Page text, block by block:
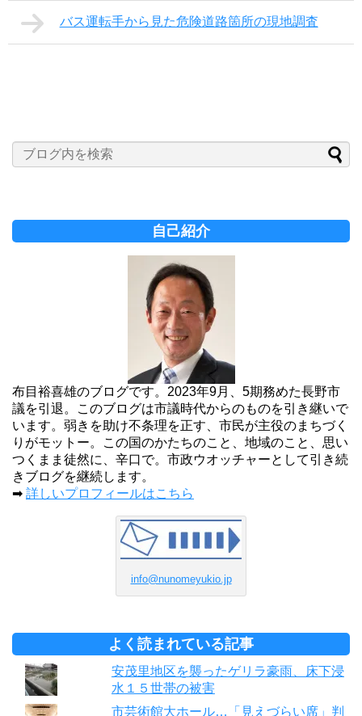
バス運転手から見た危険道路箇所の現地調査
自己紹介
布目裕喜雄のブログです。2023年9月、5期務めた長野市
議を引退。このブログは市議時代からのものを引き継いで
います。弱きを助け不条理を正す、市民が主役のまちづく
りがモットー。この国のかたちのこと、地域のこと、思い
つくまま徒然に、辛口で。市政ウオッチャーとして引き続
きブログを継続します。
➡ 詳しいプロフィールはこちら
info@nunomeyukio.jp
よく読まれている記事
安茂里地区を襲ったゲリラ豪雨、床下浸
水１５世帯の被害
市芸術館大ホール…「見えづらい席」判